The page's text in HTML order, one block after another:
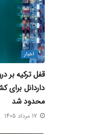
اخبار
قفل ترکیه بر
داردانل
محدود شد